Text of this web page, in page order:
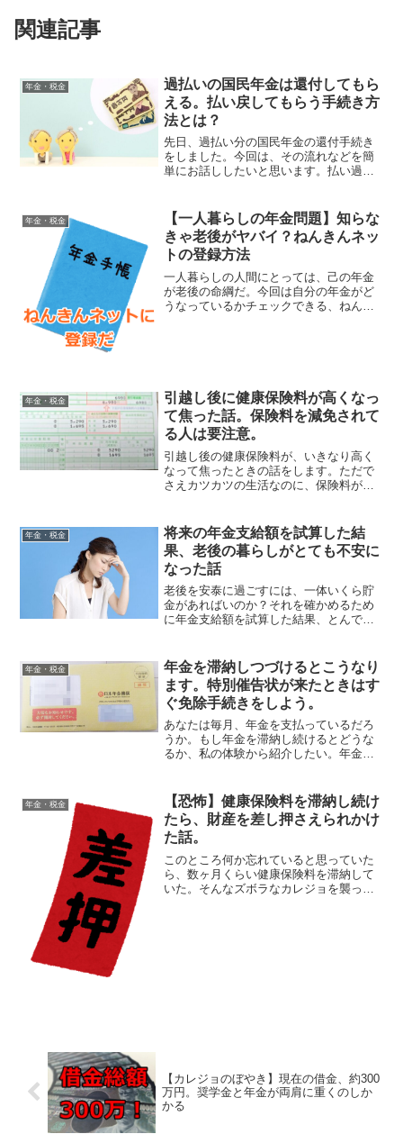
関連記事
年金・税金
過払いの国民年金は還付してもら
える。払い戻してもらう手続き方
法とは？
先日、過払い分の国民年金の還付手続き
をしました。今回は、その流れなどを簡
単にお話ししたいと思います。払い過ぎ
面倒臭がらず、しっかり回収しておく方
が良いです。過払いの還付...
年金・税金
【一人暮らしの年金問題】知らな
きゃ老後がヤバイ？ねんきんネッ
トの登録方法
一人暮らしの人間にとっては、己の年金
が老後の命綱だ。今回は自分の年金がど
うなっているかチェックできる、ねんき
年金・税金
引越し後に健康保険料が高くなっ
て焦った話。保険料を減免されて
る人は要注意。
引越し後の健康保険料が、いきなり高く
なって焦ったときの話をします。ただで
さえカツカツの生活なのに、保険料が激
ぜ、保険料がいきなり高くなったのか？
何か保険料を安くすることは...
年金・税金
将来の年金支給額を試算した結
果、老後の暮らしがとても不安に
なった話
老後を安泰に過ごすには、一体いくら貯
金があればいのか？それを確かめるため
に年金支給額を試算した結果、とんでも
額を試算して損はありません。具体的な
数字が分かれば、節約の対...
年金・税金
年金を滞納しつづけるとこうなり
ます。特別催告状が来たときはす
ぐ免除手続きをしよう。
あなたは毎月、年金を支払っているだろ
うか。もし年金を滞納し続けるとどうな
るか、私の体験から紹介したい。年金の
ないズボラには、国も厳しい対応を取っ
てくるのだ。年金を滞納→...
年金・税金
【恐怖】健康保険料を滞納し続け
たら、財産を差し押さえられかけ
た話。
このところ何か忘れていると思っていた
ら、数ヶ月くらい健康保険料を滞納して
いた。そんなズボラなカレジョを襲っ
【カレジョのぼやき】現在の借金、約300
万円。奨学金と年金が両肩に重くのしか
かる